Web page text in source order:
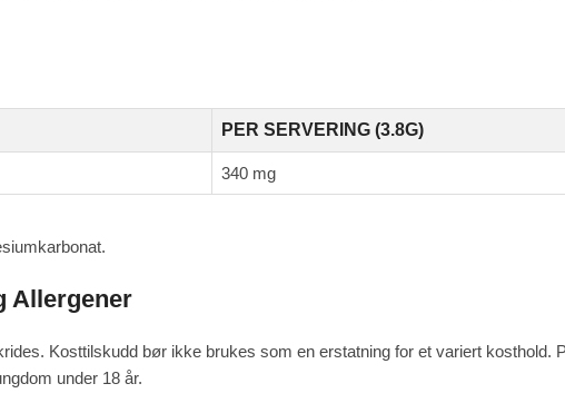
PER SERVERING (3.8G)
340 mg
Allergener
Kosttilskudd bør ikke brukes som en erstatning for et variert
under 18 år.